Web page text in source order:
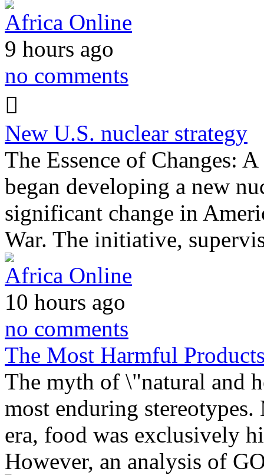
Africa Online
9 hours ago
no comments
New U.S. nuclear strategy
The Essence of Changes:
began developing a new
significant change in
War. The initiative,
Africa Online
10 hours ago
no comments
The Most Harmful
The myth of \"natural and
most enduring
era, food was exclusively
However, an analysis of